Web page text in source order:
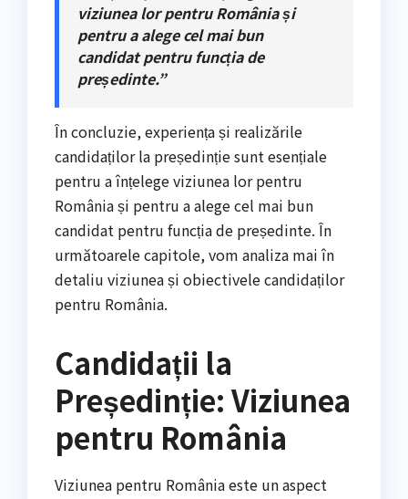
viziunea lor pentru România și
pentru a alege cel mai bun
candidat pentru funcția de
președinte.”
În concluzie, experiența și realizările
candidaților la președinție sunt esențiale
pentru a înțelege viziunea lor pentru
România și pentru a alege cel mai bun
candidat pentru funcția de președinte. În
următoarele capitole, vom analiza mai în
detaliu viziunea și obiectivele candidaților
pentru România.
Candidații la
Președinție: Viziunea
pentru România
Viziunea pentru România este un aspect